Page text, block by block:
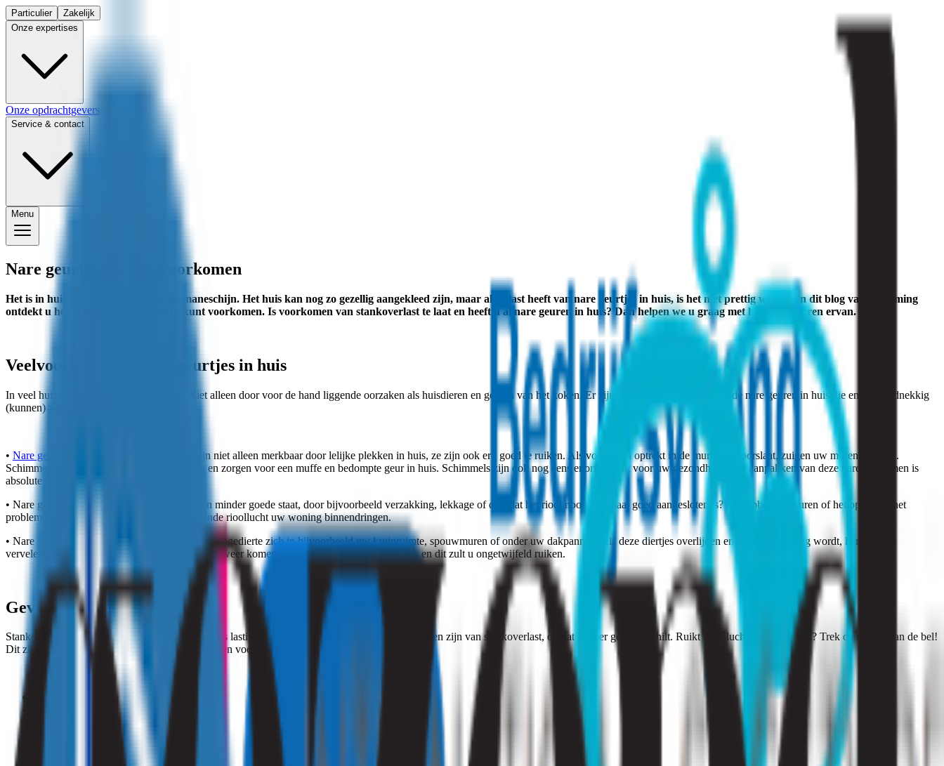
Particulier
Zakelijk
Onze expertises
Onze opdrachtgevers
Service & contact
Menu
Nare geurtjes in huis voorkomen
Het is in huis niet altijd rozengeur en maneschijn. Het huis kan nog zo gezellig aangekleed zijn, maar als u last heeft van nare geurtjes in huis, is het niet prettig wonen. In dit blog van Strooming
ontdekt u hoe u nare geurtjes in huis kunt voorkomen. Is voorkomen van stankoverlast te laat en heeft u al nare geuren in huis? Dan helpen we u graag met het verwijderen ervan.
Veelvoorkomende nare geurtjes in huis
In veel huizen komen nare geurtjes voor. Niet alleen door voor de hand liggende oorzaken als huisdieren en geuren van het koken. Er zijn veel meer veelvoorkomende nare geuren in huis die enorm hardnekkig
(kunnen) zijn.
• Nare geuren door schimmels
: schimmels zijn niet alleen merkbaar door lelijke plekken in huis, ze zijn ook erg goed te ruiken. Als vocht zich optrekt in de muren of doorslaat, zuigen uw muren zich vol.
Schimmels en vochtplekken verspreiden zich en zorgen voor een muffe en bedompte geur in huis. Schimmels zijn ook nog eens enorm slecht voor uw gezondheid. Het aanpakken van deze nare zwammen is
absolute noodzaak!
• Nare geuren door het riool: is uw riool in een minder goede staat, door bijvoorbeeld verzakking, lekkage of doordat het riool nooit helemaal goed aangesloten is? Of hebben uw buren of het openbare net
problemen? Dan kan er een bijzonder vervelende rioollucht uw woning binnendringen.
• Nare geuren door ongedierte: soms verschuilt ongedierte zich in bijvoorbeeld uw kruipruimte, spouwmuren of onder uw dakpannen. Als deze diertjes overlijden en het weer vochtig wordt, kan dit heel
vervelende geuren opleveren. Door het vochtige weer komen de diertjes in een rottingsproces en dit zult u ongetwijfeld ruiken.
Gevolgen van stankoverlast
Stankoverlast is niet per definitie gevaarlijk. Het is lastig in het algemeen te stellen wat de gevolgen zijn van stankoverlast, omdat het per geur verschilt. Ruikt u gaslucht of rotte eieren? Trek dan direct aan de bel!
Dit zijn gevaarlijke stoffen die onder andere zorgen voor:
irritatie aan de ogen